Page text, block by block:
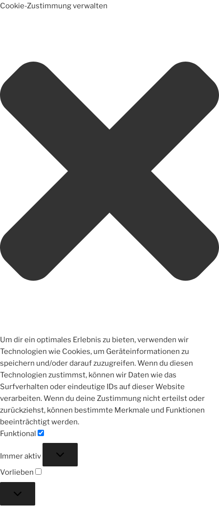
Cookie-Zustimmung verwalten
Um dir ein optimales Erlebnis zu bieten, verwenden wir
Technologien wie Cookies, um Geräteinformationen zu
speichern und/oder darauf zuzugreifen. Wenn du diesen
Technologien zustimmst, können wir Daten wie das
Surfverhalten oder eindeutige IDs auf dieser Website
verarbeiten. Wenn du deine Zustimmung nicht erteilst oder
zurückziehst, können bestimmte Merkmale und Funktionen
beeinträchtigt werden.
Funktional
Immer aktiv
Vorlieben